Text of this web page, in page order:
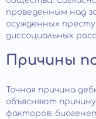
проведенным над
осужденных
диссоциальных
Причины
Точная причина
объясняют
факторов: